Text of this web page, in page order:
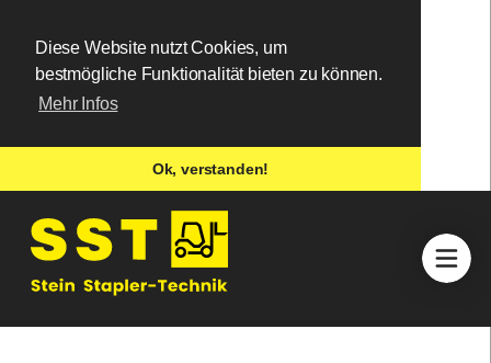
Diese Website nutzt Cookies, um
bestmögliche Funktionalität bieten zu können.
Mehr Infos
Ok, verstanden!